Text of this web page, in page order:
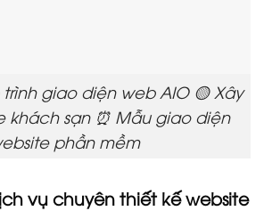
giao diện web AIO 🟡 Xây
khách sạn ⏰ Mẫu giao diện
phần mềm
vụ chuyên thiết kế website